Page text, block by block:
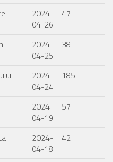
2024-
04-26
47
2024-
04-25
38
2024-
04-24
185
2024-
04-19
57
2024-
04-18
42